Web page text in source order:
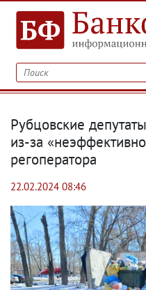
Рубцовские
из-за
регоператора
22.02.2024 08:46